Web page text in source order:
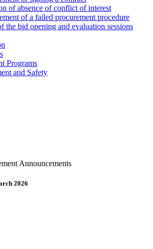
of absence of conflict of interest
of a failed procurement procedure
the bid opening and evaluation sessions
Programs
and Safety
Announcements
2026